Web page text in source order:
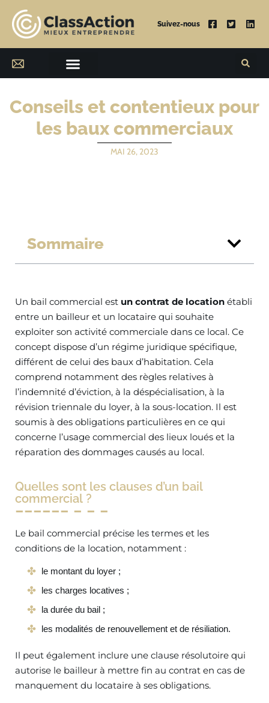
Suivez-nous
Conseils et contentieux pour
les baux commerciaux
MAI 26, 2023
Sommaire
Un bail commercial est un contrat de location établi
entre un bailleur et un locataire qui souhaite
exploiter son activité commerciale dans ce local. Ce
concept dispose d’un régime juridique spécifique,
différent de celui des baux d’habitation. Cela
comprend notamment des règles relatives à
l’indemnité d’éviction, à la déspécialisation, à la
révision triennale du loyer, à la sous-location. Il est
soumis à des obligations particulières en ce qui
concerne l’usage commercial des lieux loués et la
réparation des dommages causés au local.
Quelles sont les clauses d’un bail
commercial ?
Le bail commercial précise les termes et les
conditions de la location, notamment :
le montant du loyer ;
les charges locatives ;
la durée du bail ;
les modalités de renouvellement et de résiliation.
Il peut également inclure une clause résolutoire qui
autorise le bailleur à mettre fin au contrat en cas de
manquement du locataire à ses obligations.